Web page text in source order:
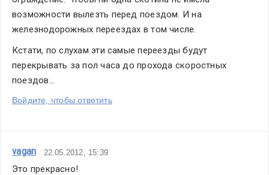
возможности вылезть перед поездом. И на
железнодорожных переездах в том числе.
Кстати, по слухам эти самые переезды будут
перекрывать за пол часа до прохода скоростных
поездов...
Войдите, чтобы ответить
vagan 22.05.2012, 15:39
Это прекрасно!